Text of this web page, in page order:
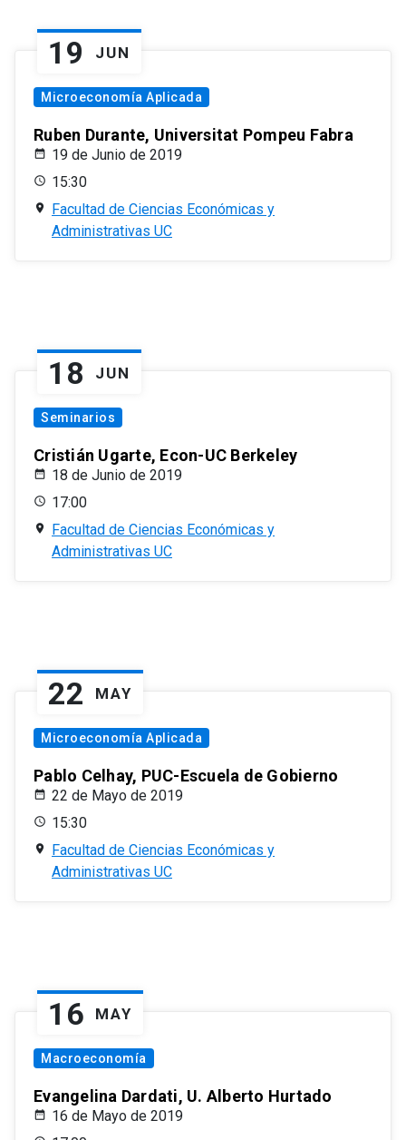
19 JUN
Microeconomía Aplicada
Ruben Durante, Universitat Pompeu Fabra
19 de Junio de 2019
15:30
Facultad de Ciencias Económicas y
Administrativas UC
18 JUN
Seminarios
Cristián Ugarte, Econ-UC Berkeley
18 de Junio de 2019
17:00
Facultad de Ciencias Económicas y
Administrativas UC
22 MAY
Microeconomía Aplicada
Pablo Celhay, PUC-Escuela de Gobierno
22 de Mayo de 2019
15:30
Facultad de Ciencias Económicas y
Administrativas UC
16 MAY
Macroeconomía
Evangelina Dardati, U. Alberto Hurtado
16 de Mayo de 2019